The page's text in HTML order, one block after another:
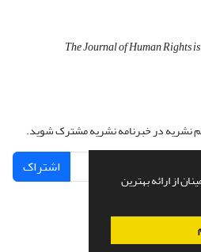
از ارائه بهترین
The Journal of Human Rights
نشریه در خبرنامه نشریه مشترک شوید.
اشتراک
و پیاده سازی ازسیناوب